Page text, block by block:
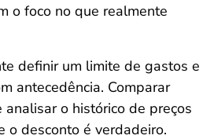
o foco no que realmente
definir um limite de gastos e
antecedência. Comparar
o histórico de preços
o desconto é verdadeiro.